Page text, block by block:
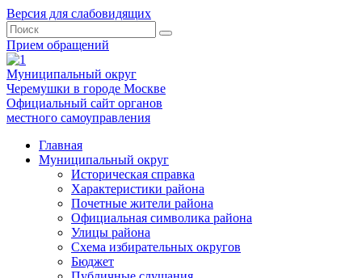
Версия для слабовидящих
Прием обращений
Муниципальный округ
Черемушки в городе Москве
Официальный сайт органов
местного самоуправления
Главная
Муниципальный округ
Историческая справка
Характеристики района
Почетные жители района
Официальная символика района
Улицы района
Схема избирательных округов
Бюджет